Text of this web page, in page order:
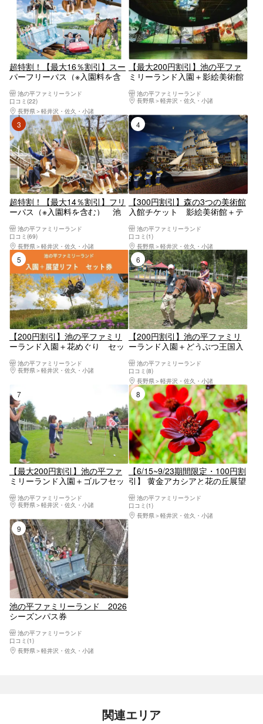
超特割！【最大16％割引】スー
パーフリーパス（※入園料を含
池の平ファミリーランド
口コミ(22)
長野県
軽井沢・佐久・小諸
【最大200円割引】池の平ファ
ミリーランド入園＋影絵美術館
池の平ファミリーランド
長野県
軽井沢・佐久・小諸
3位
超特割！【最大14％割引】フリ
ーパス（※入園料を含む） 池
池の平ファミリーランド
口コミ(69)
長野県
軽井沢・佐久・小諸
4位
【300円割引】森の3つの美術館
入館チケット 影絵美術館＋テ
のおしごと展
池の平ファミリーランド
口コミ(1)
長野県
軽井沢・佐久・小諸
5位
【200円割引】池の平ファミリ
ーランド入園＋花めぐり セッ
池の平ファミリーランド
長野県
軽井沢・佐久・小諸
6位
【200円割引】池の平ファミリ
ーランド入園＋どうぶつ王国入
池の平ファミリーランド
口コミ(8)
長野県
軽井沢・佐久・小諸
【最大200円割引】池の平ファ
ミリーランド入園＋ゴルフセッ
池の平ファミリーランド
長野県
軽井沢・佐久・小諸
8位
【6/15~9/23期間限定・100円割
引】 黄金アカシアと花の丘展望
池の平ファミリーランド
口コミ(1)
長野県
軽井沢・佐久・小諸
9位
池の平ファミリーランド 2026
シーズンパス券
池の平ファミリーランド
口コミ(1)
長野県
軽井沢・佐久・小諸
関連エリア